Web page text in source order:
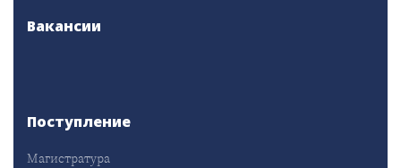
Вакансии
Поступление
Магистратура